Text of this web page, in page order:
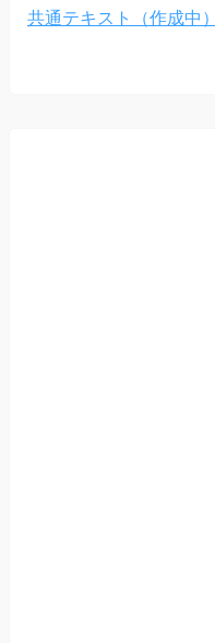
共通テキスト（作成中）